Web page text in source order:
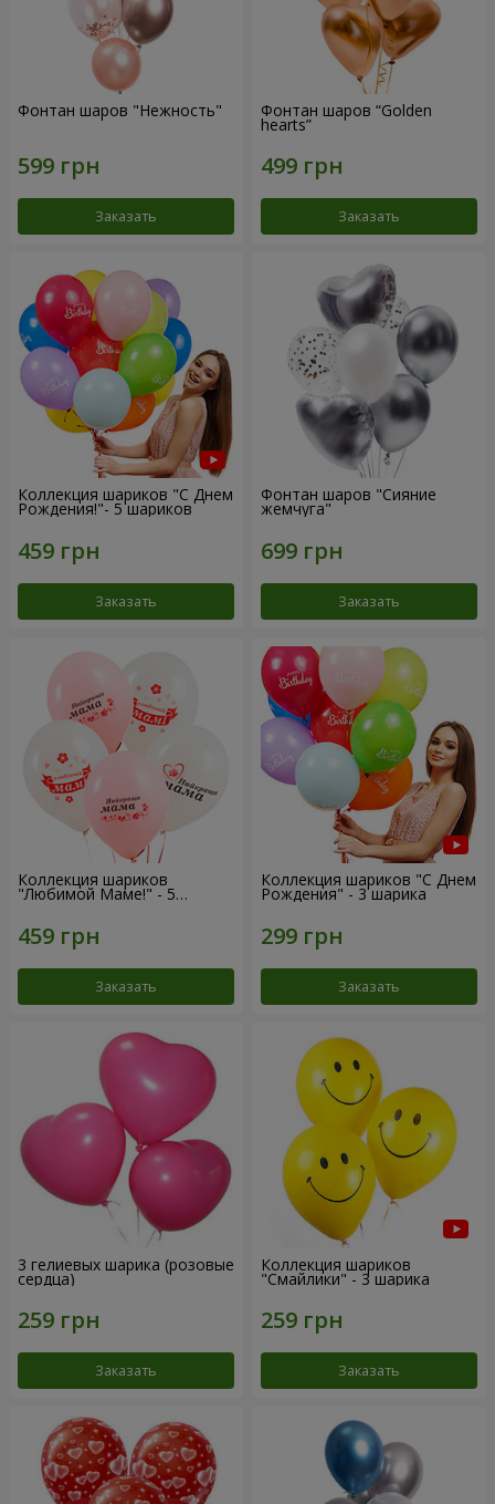
Фонтан шаров "Нежность"
Заказать
Фонтан шаров “Golden
hearts”
Заказать
Коллекция шариков "С Днем
Рождения!"- 5 шариков
Заказать
Фонтан шаров "Сияние
жемчуга"
Заказать
Коллекция шариков
"Любимой Маме!" - 5
Заказать
Коллекция шариков "С Днем
Рождения" - 3 шарика
Заказать
3 гелиевых шарика (розовые
сердца)
Заказать
Коллекция шариков
"Смайлики" - 3 шарика
Заказать